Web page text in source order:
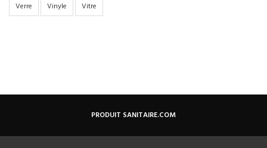
Verre
Vinyle Vitre
PRODUIT SANITAIRE.COM